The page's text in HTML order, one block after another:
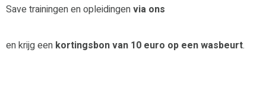
Save trainingen en opleidingenvia ons
en krijg een kortingsbon van 10 euro op een wasbeurt.